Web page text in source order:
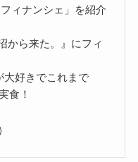
ィナンシェ」を紹介
から来た。』にフィ
大好きでこれまで
食！